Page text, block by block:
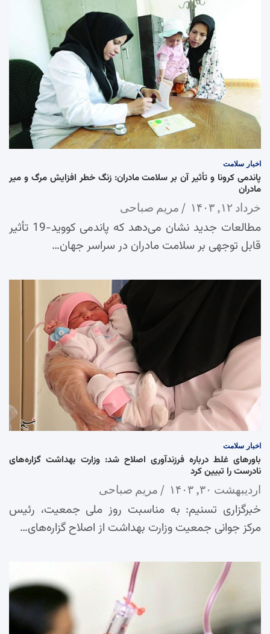
اخبار سلامت
پاندمی کرونا و تأثیر آن بر سلامت مادران: زنگ خطر افزایش مرگ و میر
مادران
خرداد ۱۲, ۱۴۰۳ مریم صباحی
مطالعات جدید نشان می‌دهد که پاندمی کووید-19 تأثیر
قابل توجهی بر سلامت مادران در سراسر جهان…
اخبار سلامت
باورهای غلط درباره فرزندآوری اصلاح شد: وزارت بهداشت گزاره‌های
نادرست را تبیین کرد
اردیبهشت ۳۰, ۱۴۰۳ مریم صباحی
خبرگزاری تسنیم: به مناسبت روز ملی جمعیت، رئیس
مرکز جوانی جمعیت وزارت بهداشت از اصلاح گزاره‌های…